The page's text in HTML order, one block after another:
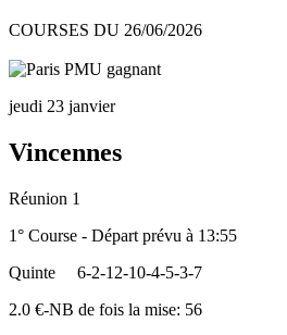
COURSES DU 26/06/2026
jeudi 23 janvier
Vincennes
Réunion 1
1° Course - Départ prévu à 13:55
Quinte
6-2-12-10-4-5-3-7
2.0 €-NB de fois la mise: 56